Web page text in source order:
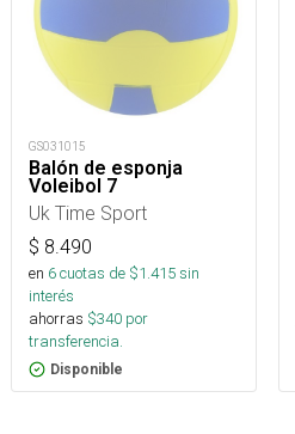
GS031015
Balón de esponja
Voleibol 7
Uk Time Sport
$ 8.490
en 6cuotas de $1.415sin
interés
ahorras $340 por
transferencia.
Disponible